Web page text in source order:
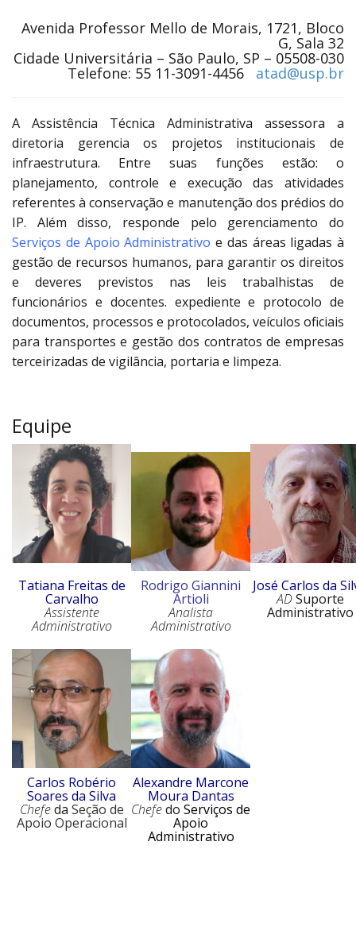
Avenida Professor Mello de Morais, 1721, Bloco
G, Sala 32
Cidade Universitária – São Paulo, SP – 05508-030
Telefone: 55 11-3091-4456 atad@usp.br
A Assistência Técnica Administrativa assessora a
diretoria gerencia os projetos institucionais de
infraestrutura. Entre suas funções estão: o
planejamento, controle e execução das atividades
referentes à conservação e manutenção dos prédios do
IP. Além disso, responde pelo gerenciamento do
Serviços de Apoio Administrativo e das áreas ligadas à
gestão de recursos humanos, para garantir os direitos
e deveres previstos nas leis trabalhistas de
funcionários e docentes. expediente e protocolo de
documentos, processos e protocolados, veículos oficiais
para transportes e gestão dos contratos de empresas
terceirizadas de vigilância, portaria e limpeza.
Equipe
Tatiana Freitas de
Carvalho
Assistente
Administrativo
Rodrigo Giannini
Artioli
Analista
Administrativo
José Carlos da
ADSuporte
Administrativo
Carlos Robério
Soares da Silva
Chefeda Seção de
Apoio Operacional
Alexandre Marcone
Moura Dantas
Chefedo Serviços de
Apoio
Administrativo